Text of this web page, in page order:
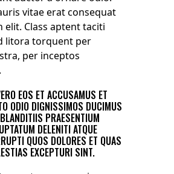
vitae erat consequat
elit. Class aptent taciti
litora torquent per
per inceptos
EOS ET ACCUSAMUS ET
ODIO DIGNISSIMOS DUCIMUS
PRAESENTIUM
DELENITI ATQUE
QUOS DOLORES ET QUAS
EXCEPTURI SINT.